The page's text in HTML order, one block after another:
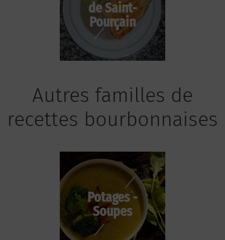
de Saint-
Pourçain
Autres familles de
recettes bourbonnaises
Potages -
Soupes